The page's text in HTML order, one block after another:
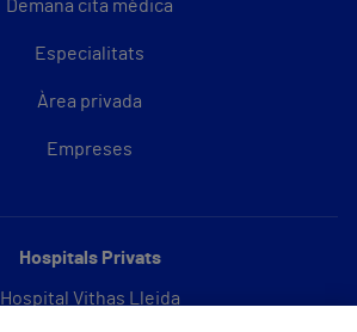
Demana cita mèdica
Especialitats
Àrea privada
Empreses
Hospitals Privats
Hospital Vithas Lleida